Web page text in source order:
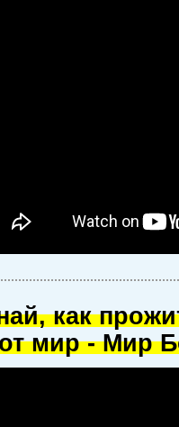
как
мир - Мир